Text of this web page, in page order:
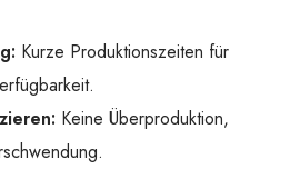
Kurze Produktionszeiten für
Keine Überproduktion,